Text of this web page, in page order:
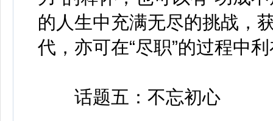
的人生中充满无尽的挑战，
代，亦可在“尽职”的过程中
话题五：不忘初心